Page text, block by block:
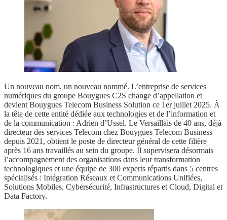
Un nouveau nom, un nouveau nommé. L’entreprise de services
numériques du groupe Bouygues C2S change d’appellation et
devient Bouygues Telecom Business Solution ce 1er juillet 2025. À
la tête de cette entité dédiée aux technologies et de l’information et
de la communication : Adrien d’Ussel. Le Versaillais de 40 ans, déjà
directeur des services Telecom chez Bouygues Telecom Business
depuis 2021, obtient le poste de directeur général de cette filière
après 16 ans travaillés au sein du groupe. Il supervisera désormais
l’accompagnement des organisations dans leur transformation
technologiques et une équipe de 300 experts répartis dans 5 centres
spécialisés : Intégration Réseaux et Communications Unifiées,
Solutions Mobiles, Cybersécurité, Infrastructures et Cloud, Digital et
Data Factory.